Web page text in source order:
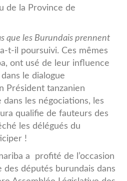
de la Province de
que les Burundais prennent
a-t-il poursuivi. Ces mêmes
ont usé de leur influence
le dialogue
Président tanzanien
les négociations, les
qualifie de fauteurs des
les délégués du
!
a profité de l’occasion
députés burundais dans